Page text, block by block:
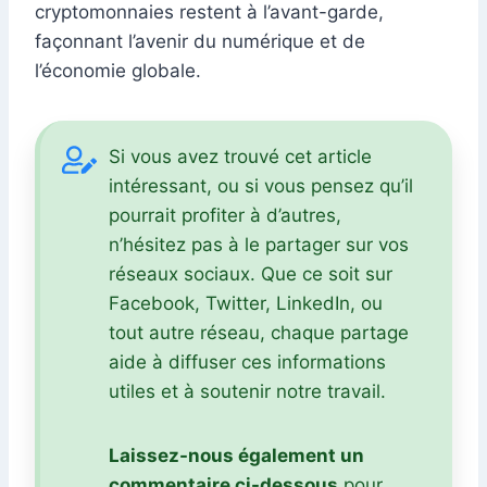
cryptomonnaies restent à l’avant-garde,
façonnant l’avenir du numérique et de
l’économie globale.
Si vous avez trouvé cet article
intéressant, ou si vous pensez qu’il
pourrait profiter à d’autres,
n’hésitez pas à le partager sur vos
réseaux sociaux. Que ce soit sur
Facebook, Twitter, LinkedIn, ou
tout autre réseau, chaque partage
aide à diffuser ces informations
utiles et à soutenir notre travail.
Laissez-nous également un